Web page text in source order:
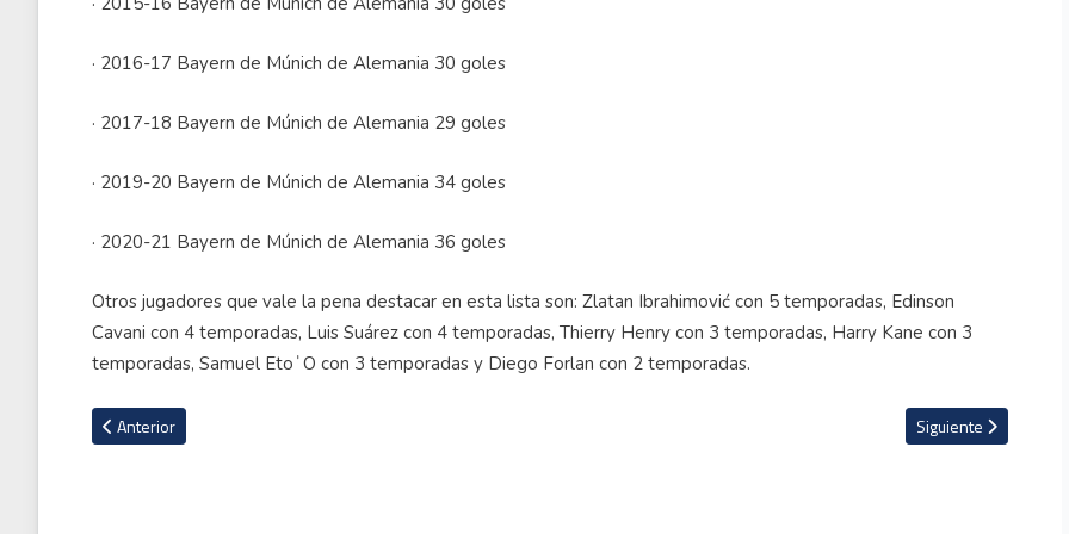
· 2016-17 Bayern de Múnich de Alemania 30 goles
· 2017-18 Bayern de Múnich de Alemania 29 goles
· 2019-20 Bayern de Múnich de Alemania 34 goles
· 2020-21 Bayern de Múnich de Alemania 36 goles
Otros jugadores que vale la pena destacar en esta lista son: Zlatan Ibrahimović con 5 temporadas, Edinson
Cavani con 4 temporadas, Luis Suárez con 4 temporadas, Thierry Henry con 3 temporadas, Harry Kane con 3
temporadas, Samuel EtoˈO con 3 temporadas y Diego Forlan con 2 temporadas.
Artículo anterior: 'Vasco' Aguirre: ''Bajo ninguna circunstancias la MLS está al nivel de la Liga MX''
Anterior Artículo siguiente:
Siguiente